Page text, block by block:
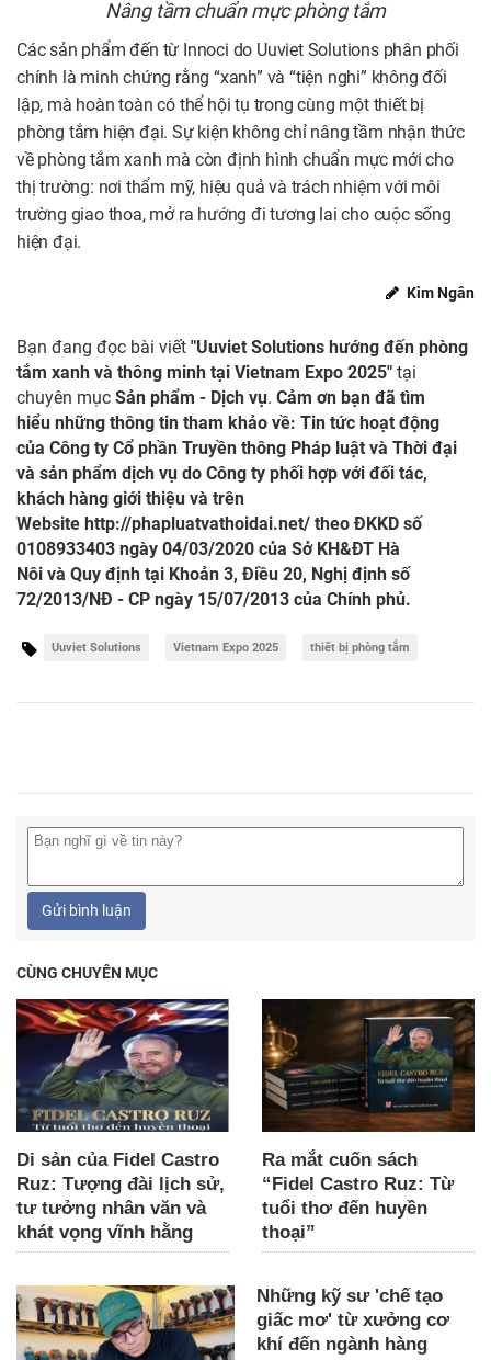
Nâng tầm chuẩn mực phòng tắm
Các sản phẩm đến từ Innoci do Uuviet Solutions phân phối
chính là minh chứng rằng “xanh” và “tiện nghi” không đối
lập, mà hoàn toàn có thể hội tụ trong cùng một thiết bị
phòng tắm hiện đại. Sự kiện không chỉ nâng tầm nhận thức
về phòng tắm xanh mà còn định hình chuẩn mực mới cho
thị trường: nơi thẩm mỹ, hiệu quả và trách nhiệm với môi
trường giao thoa, mở ra hướng đi tương lai cho cuộc sống
hiện đại.
Kim Ngân
Bạn đang đọc bài viết "Uuviet Solutions hướng đến phòng
tắm xanh và thông minh tại Vietnam Expo 2025" tại
chuyên mục Sản phẩm - Dịch vụ. Cảm ơn bạn đã tìm
hiểu những thông tin tham khảo về: Tin tức hoạt động
của Công ty Cổ phần Truyền thông Pháp luật và Thời đại
và sản phẩm dịch vụ do Công ty phối hợp với đối tác,
khách hàng giới thiệu và trên
Website http://phapluatvathoidai.net/ theo ĐKKD số
0108933403 ngày 04/03/2020 của Sở KH&ĐT Hà
Nôi và Quy định tại Khoản 3, Điều 20, Nghị định số
72/2013/NĐ - CP ngày 15/07/2013 của Chính phủ.
Uuviet Solutions Vietnam Expo 2025 thiết bị phòng tắm
Gửi bình luận
CÙNG CHUYÊN MỤC
Di sản của Fidel Castro
Ruz: Tượng đài lịch sử,
tư tưởng nhân văn và
khát vọng vĩnh hằng
Ra mắt cuốn sách
“Fidel Castro Ruz: Từ
tuổi thơ đến huyền
thoại”
Những kỹ sư 'chế tạo
giấc mơ' từ xưởng cơ
khí đến ngành hàng